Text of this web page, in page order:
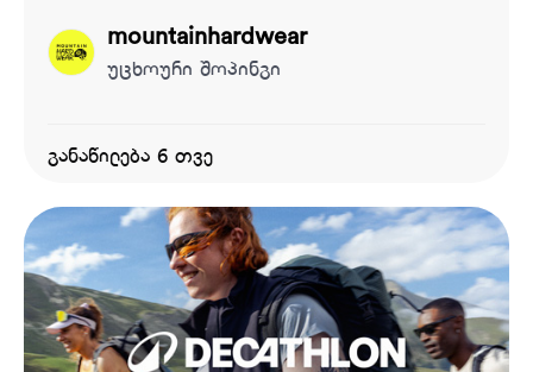
mountainhardwear
უცხოური შოპინგი
განაწილება 6 თვე